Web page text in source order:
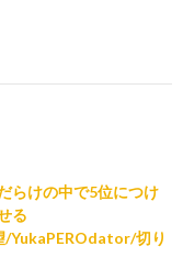
らけの中で5位につけ
る
/YukaPEROdator/切り